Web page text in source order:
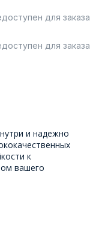
для заказа
для заказа
и надежно
к
вашего